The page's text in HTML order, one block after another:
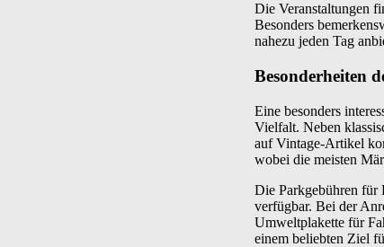
Die Veranstaltungen
Besonders
nahezu jeden Tag
Besonderheiten
Eine besonders
Vielfalt. Neben
auf Vintage-Artikel
wobei die meisten
Die Parkgebühren für
verfügbar. Bei der
Umweltplakette für
einem beliebten Ziel